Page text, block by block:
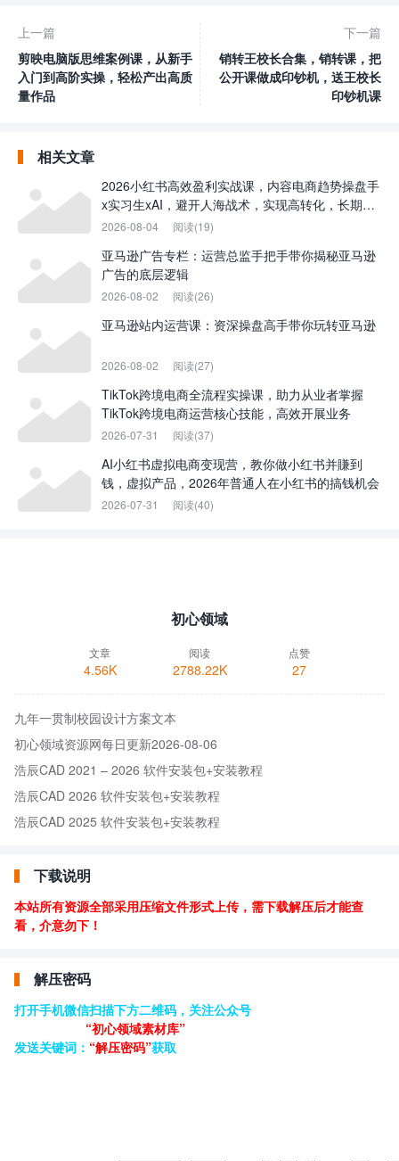
上一篇
剪映电脑版思维案例课，从新手
入门到高阶实操，轻松产出高质
量作品
下一篇
销转王校长合集，销转课，把
公开课做成印钞机，送王校长
印钞机课
相关文章
2026小红书高效盈利实战课，内容电商趋势操盘手
x实习生xAI，避开人海战术，实现高转化，长期盈
利
2026-08-04 阅读(19)
亚马逊广告专栏：运营总监手把手带你揭秘亚马逊
广告的底层逻辑
2026-08-02 阅读(26)
亚马逊站内运营课：资深操盘高手带你玩转亚马逊
2026-08-02 阅读(27)
TikTok跨境电商全流程实操课，助力从业者掌握
TikTok跨境电商运营核心技能，高效开展业务
2026-07-31 阅读(37)
AI小红书虚拟电商变现营，教你做小红书并賺到
钱，虚拟产品，2026年普通人在小红书的搞钱机会
2026-07-31 阅读(40)
初心领域
文章
4.56K
阅读
2788.22K
点赞
27
九年一贯制校园设计方案文本
初心领域资源网每日更新2026-08-06
浩辰CAD 2021 – 2026 软件安装包+安装教程
浩辰CAD 2026 软件安装包+安装教程
浩辰CAD 2025 软件安装包+安装教程
下载说明
本站所有资源全部采用压缩文件形式上传，需下载解压后才能查
看，介意勿下！
解压密码
打开手机微信扫描下方二维码，关注公众号
“初心领域素材库”
发送关键词： “解压密码”获取